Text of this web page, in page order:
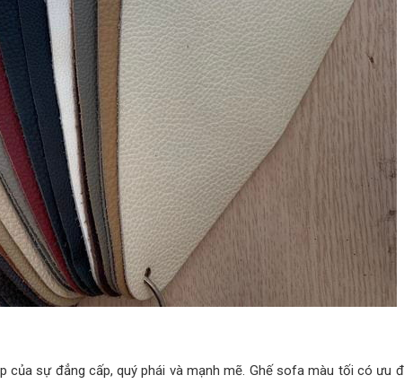
của sự đẳng cấp, quý phái và mạnh mẽ. Ghế sofa màu tối có ưu